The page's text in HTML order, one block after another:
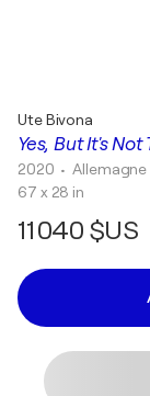
Yes, But It's Not
Ute Bivona
2020 • Allemagne
67 x 28 in
11 040 $US